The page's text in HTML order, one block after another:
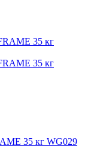
35 кг WG029